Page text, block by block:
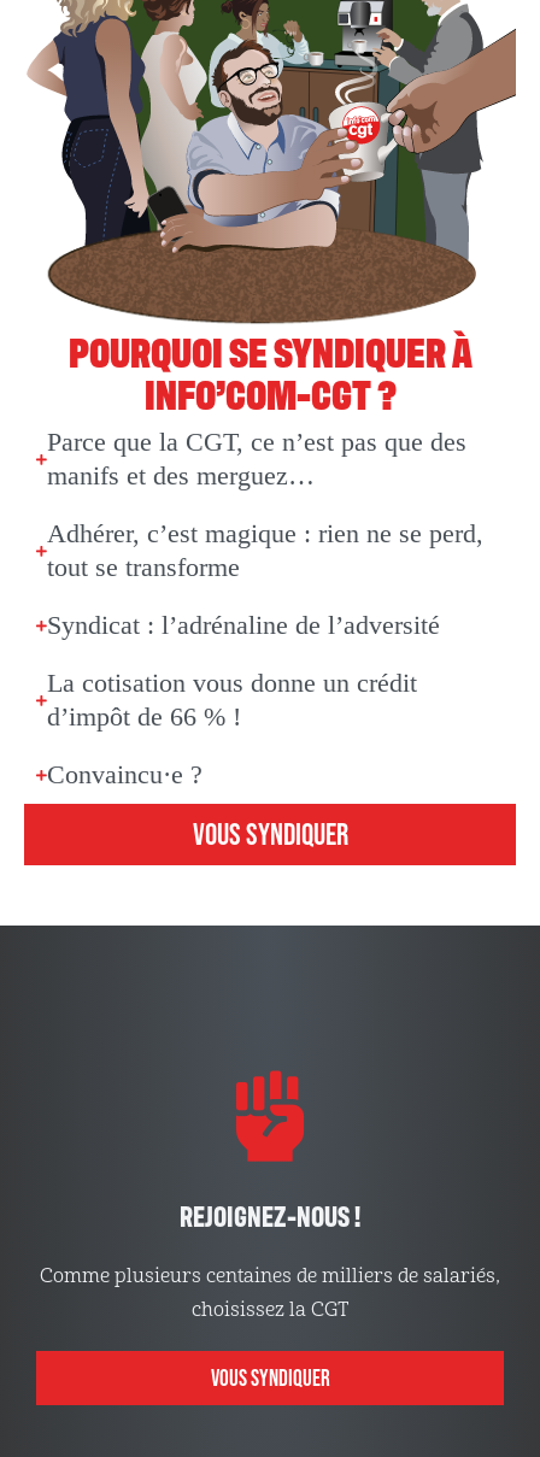
POURQUOI SE SYNDIQUER À
INFO’COM-CGT ?
Parce que la CGT, ce n’est pas que des
manifs et des merguez…
Adhérer, c’est magique : rien ne se perd,
tout se transforme
Syndicat : l’adrénaline de l’adversité
La cotisation vous donne un crédit
d’impôt de 66 % !
Convaincu·e ?
VOUS SYNDIQUER
REJOIGNEZ-NOUS !
Comme plusieurs centaines de milliers de salariés,
choisissez la CGT
VOUS SYNDIQUER